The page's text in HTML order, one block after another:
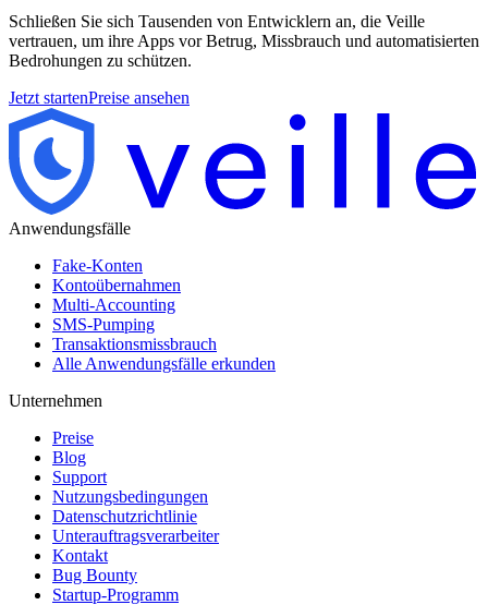
Schließen Sie sich Tausenden von Entwicklern an, die Veille
vertrauen, um ihre Apps vor Betrug, Missbrauch und automatisierten
Bedrohungen zu schützen.
Jetzt startenPreise ansehen
Anwendungsfälle
Fake-Konten
Kontoübernahmen
Multi-Accounting
SMS-Pumping
Transaktionsmissbrauch
Alle Anwendungsfälle erkunden
Unternehmen
Preise
Blog
Support
Nutzungsbedingungen
Datenschutzrichtlinie
Unterauftragsverarbeiter
Kontakt
Bug Bounty
Startup-Programm